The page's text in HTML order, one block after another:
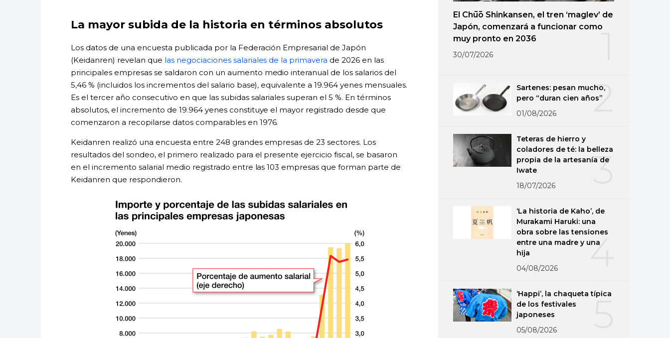
La mayor subida de la historia en términos absolutos
Los datos de una encuesta publicada por la Federación Empresarial de Japón
(Keidanren) revelan que las negociaciones salariales de la primavera de 2026 en las
principales empresas se saldaron con un aumento medio interanual de los salarios del
5,46 % (incluidos los incrementos del salario base), equivalente a 19.964 yenes mensuales.
Es el tercer año consecutivo en que las subidas salariales superan el 5 %. En términos
absolutos, el incremento de 19.964 yenes constituye el mayor registrado desde que
comenzaron a recopilarse datos comparables en 1976.
Keidanren realizó una encuesta entre 248 grandes empresas de 23 sectores. Los
resultados del sondeo, el primero realizado para el presente ejercicio fiscal, se basaron
en el incremento salarial medio registrado entre las 103 empresas que forman parte de
Keidanren que respondieron.
El Chūō Shinkansen, el tren ‘maglev’ de
Japón, comenzará a funcionar como
muy pronto en 2036
30/07/2026
2
Sartenes: pesan mucho,
pero “duran cien años”
01/08/2026
3
Teteras de hierro y
coladores de té: la belleza
propia de la artesanía de
Iwate
18/07/2026
4
‘La historia de Kaho’, de
Murakami Haruki: una
obra sobre las tensiones
entre una madre y una
hija
04/08/2026
5
‘Happi’, la chaqueta típica
de los festivales
japoneses
05/08/2026